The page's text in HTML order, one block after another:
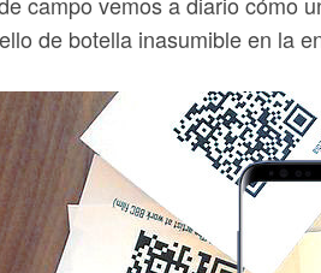
de botella inasumible en la